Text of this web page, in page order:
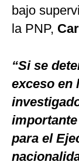
bajo
la PNP,
“Si se
exceso en
para el